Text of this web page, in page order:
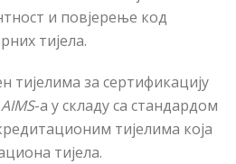
и повјерење код
тијела.
тијелима за сертификацију
AIMS-а у складу са стандардом
тијелима која
тијела.